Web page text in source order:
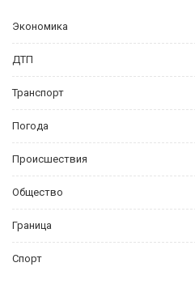
Экономика
ДТП
Транспорт
Погода
Происшествия
Общество
Граница
Спорт